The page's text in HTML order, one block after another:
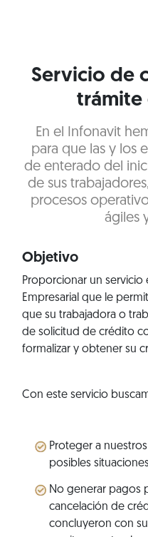
Servicio de
trámite
En el Infonavit
para que las y los
de enterado del
de sus
procesos
ágiles
Objetivo
Proporcionar un servicio
Empresarial que le
que su trabajadora o
de solicitud de crédito
formalizar y obtener su
Con este servicio
Proteger a
posibles
No generar pagos
cancelación de
concluyeron con